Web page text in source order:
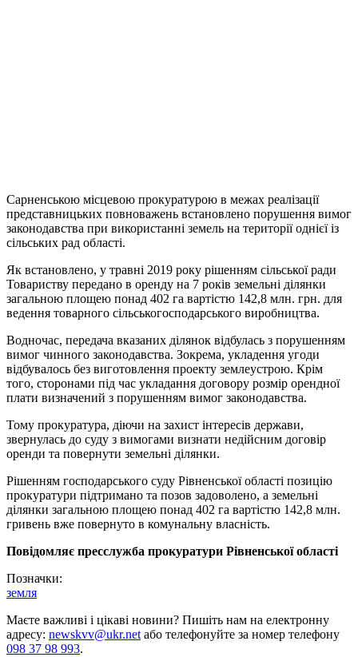
Сарненською місцевою прокуратурою в межах реалізації
представницьких повноважень встановлено порушення вимог
законодавства при використанні земель на території однієї із
сільських рад області.
Як встановлено, у травні 2019 року рішенням сільської ради
Товариству передано в оренду на 7 років земельні ділянки
загальною площею понад 402 га вартістю 142,8 млн. грн. для
ведення товарного сільськогосподарського виробництва.
Водночас, передача вказаних ділянок відбулась з порушенням
вимог чинного законодавства. Зокрема, укладення угоди
відбувалось без виготовлення проекту землеустрою. Крім
того, сторонами під час укладання договору розмір орендної
плати визначений з порушенням вимог законодавства.
Тому прокуратура, діючи на захист інтересів держави,
звернулась до суду з вимогами визнати недійсним договір
оренди та повернути земельні ділянки.
Рішенням господарського суду Рівненської області позицію
прокуратури підтримано та позов задоволено, а земельні
ділянки загальною площею понад 402 га вартістю 142,8 млн.
гривень вже повернуто в комунальну власність.
Повідомляє пресслужба прокуратури Рівненської області
Позначки:
земля
Маєте важливі і цікаві новини? Пишіть нам на електронну
адресу: newskvv@ukr.netабо телефонуйте за номер телефону
098 37 98 993.